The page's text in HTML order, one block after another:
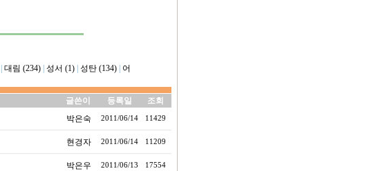
대림 (234)| 성서 (1)| 성탄 (134)|
어
글쓴이 등록일 조회
박은숙 2011/06/14 11429
현경자 2011/06/14 11209
박은우 2011/06/13 17554